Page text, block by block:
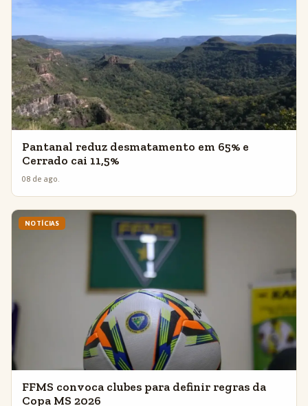
Pantanal reduz desmatamento em 65% e
Cerrado cai 11,5%
08 de ago.
NOTÍCIAS
FFMS convoca clubes para definir regras da
Copa MS 2026